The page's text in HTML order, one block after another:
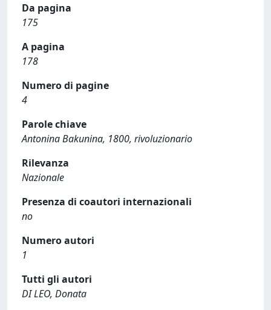
Da pagina
175
A pagina
178
Numero di pagine
4
Parole chiave
Antonina Bakunina, 1800, rivoluzionario
Rilevanza
Nazionale
Presenza di coautori internazionali
no
Numero autori
1
Tutti gli autori
DI LEO, Donata